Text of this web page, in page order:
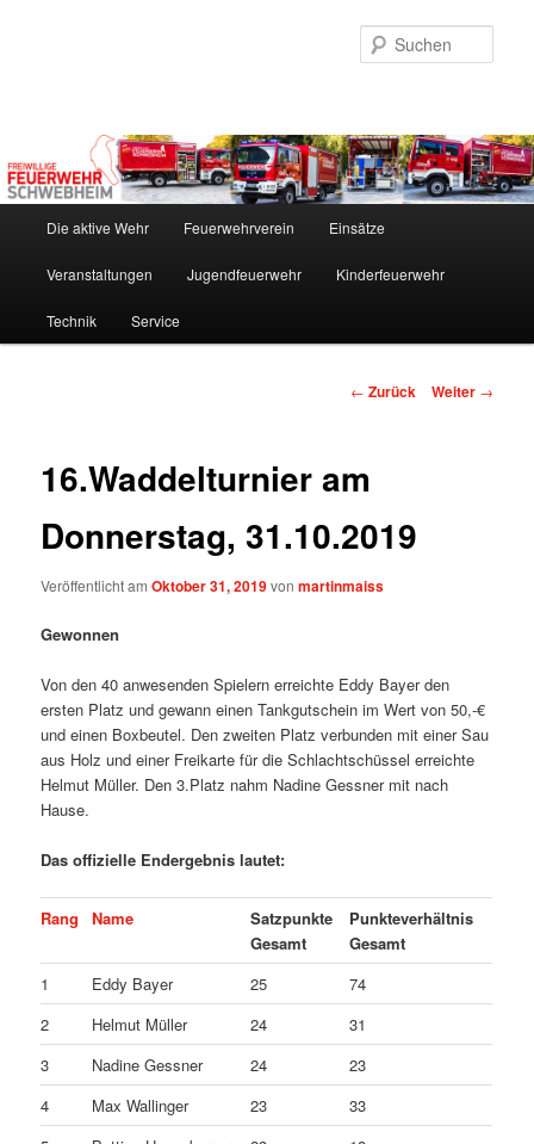
Die aktive Wehr Feuerwehrverein Einsätze
Veranstaltungen Jugendfeuerwehr Kinderfeuerwehr
Technik Service
Beitrags-
← Zurück Weiter →
16.Waddelturnier am
Donnerstag, 31.10.2019
Veröffentlicht amOktober 31, 2019vonmartinmaiss
Gewonnen
Von den 40 anwesenden Spielern erreichte Eddy Bayer den
ersten Platz und gewann einen Tankgutschein im Wert von 50,-€
und einen Boxbeutel. Den zweiten Platz verbunden mit einer Sau
aus Holz und einer Freikarte für die Schlachtschüssel erreichte
Helmut Müller. Den 3.Platz nahm Nadine Gessner mit nach
Hause.
Das offizielle Endergebnis lautet:
Rang Name
Satzpunkte
Gesamt
Punkteverhältnis
Gesamt
1
Eddy Bayer 25
74
2
Helmut Müller 24
31
3
Nadine Gessner 24
23
4
Max Wallinger 23
33